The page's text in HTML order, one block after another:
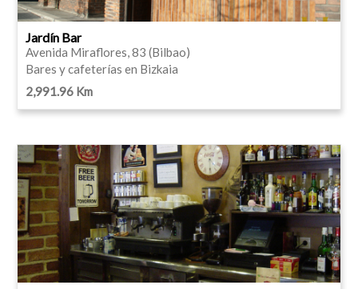
Jardín Bar
Avenida Miraflores, 83 (Bilbao)
Bares y cafeterías en Bizkaia
2,991.96 Km